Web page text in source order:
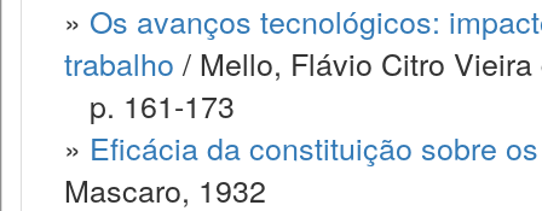
» Os avanços tecnológicos:
trabalho / Mello, Flávio Citro Vieira
p. 161-173
» Eficácia da constituição sobre
Mascaro, 1932